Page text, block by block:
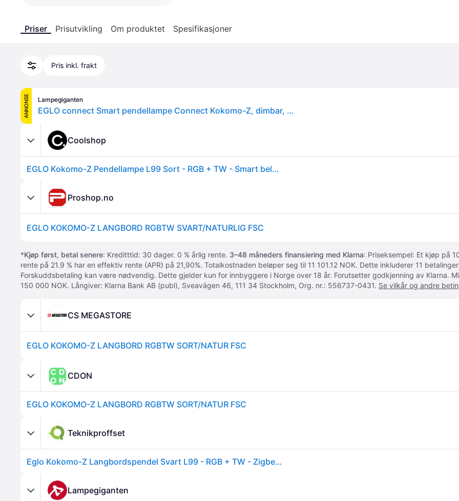
Priser Prisutvikling Om produktet Spesifikasjoner
Pris inkl. frakt
ANNONSE Lampegiganten
EGLO connect Smart pendellampe Connect Kokomo-Z, dimbar, Sort, Stue / spisestue, Metall, Moderne
Coolshop
EGLO Kokomo-Z Pendellampe L99 Sort - RGB + TW - Smart belysning med Zigbee og Bluetooth
Proshop.no
EGLO KOKOMO-Z LANGBORD RGBTW SVART/NATURLIG FSC
*Kjøp først, betal senere: Kreditttid: 30 dager. 0 % årlig rente. 3–48 måneders finansiering med Klarna: Priseksempel: Et kjøp på
rente på 21.9 % har en effektiv rente (APR) på 21,90%. Totalkostnaden beløper seg til 11 101.12 NOK. Dette inkluderer 11
Forskuddsbetaling kan være nødvendig. Dette gjelder kun for innbyggere i Norge over 18 år. Forutsetter godkjenning av Klarna.
150 000 NOK. Långiver: Klarna Bank AB (publ), Sveavägen 46, 111 34 Stockholm, Org. nr.: 556737-0431. Se vilkår og andre
CS MEGASTORE
EGLO KOKOMO-Z LANGBORD RGBTW SORT/NATUR FSC
CDON
EGLO KOKOMO-Z LANGBORD RGBTW SORT/NATUR FSC
Teknikproffset
Eglo Kokomo-Z Langbordspendel Svart L99 - RGB + TW - Zigbee, Bluetooth
Lampegiganten